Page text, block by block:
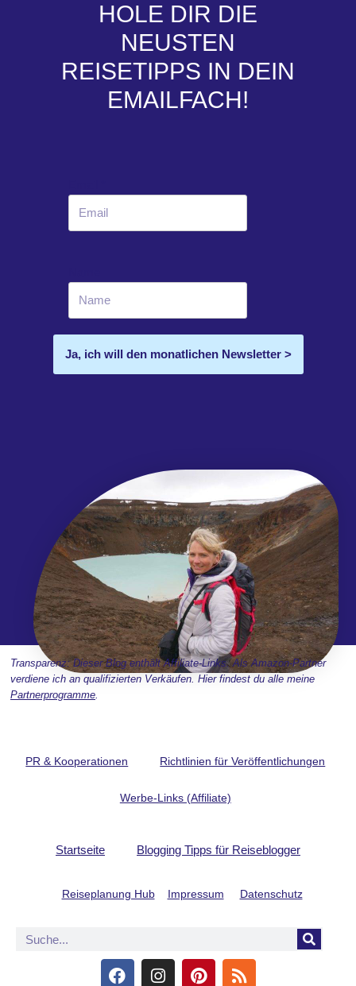
HOLE DIR DIE
NEUSTEN
REISETIPPS IN DEIN
EMAILFACH!
Ja, ich will den monatlichen Newsletter >
Transparenz: Dieser Blog enthält Affiliate-Links. Als Amazon-Partner
verdiene ich an qualifizierten Verkäufen. Hier findest du alle meine
Partnerprogramme.
PR & Kooperationen Richtlinien für Veröffentlichungen
Werbe-Links (Affiliate)
Startseite Blogging Tipps für Reiseblogger
Reiseplanung Hub Impressum Datenschutz